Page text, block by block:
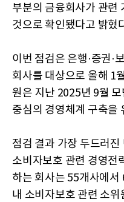
부분의 금융회사가 관련
것으로 확인됐다고 밝혔
이번 점검은 은행·증권·
회사를 대상으로 올해 1
원은 지난 2025년 9월
중심의 경영체계 구축을
점검 결과 가장 두드러
소비자보호 관련 경영전
하는 회사는 55개사에서
내 소비자보호 관련 소